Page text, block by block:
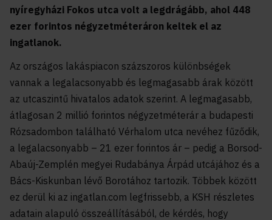
nyíregyházi Fokos utca volt a legdrágább, ahol 448
ezer forintos négyzetméteráron keltek el az
ingatlanok.
Az országos lakáspiacon százszoros különbségek
vannak a legalacsonyabb és legmagasabb árak között
az utcaszintű hivatalos adatok szerint. A legmagasabb,
átlagosan 2 millió forintos négyzetméterár a budapesti
Rózsadombon található Vérhalom utca nevéhez fűződik,
a legalacsonyabb – 21 ezer forintos ár – pedig a Borsod-
Abaúj-Zemplén megyei Rudabánya Árpád utcájához és a
Bács-Kiskunban lévő Borotához tartozik. Többek között
ez derül ki az ingatlan.com legfrissebb, a KSH részletes
adatain alapuló összeállításából, de kérdés, hogy